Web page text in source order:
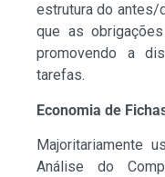
estrutura do antes/
que as
promovendo a
tarefas.
Economia de
Majoritariamente
Análise do